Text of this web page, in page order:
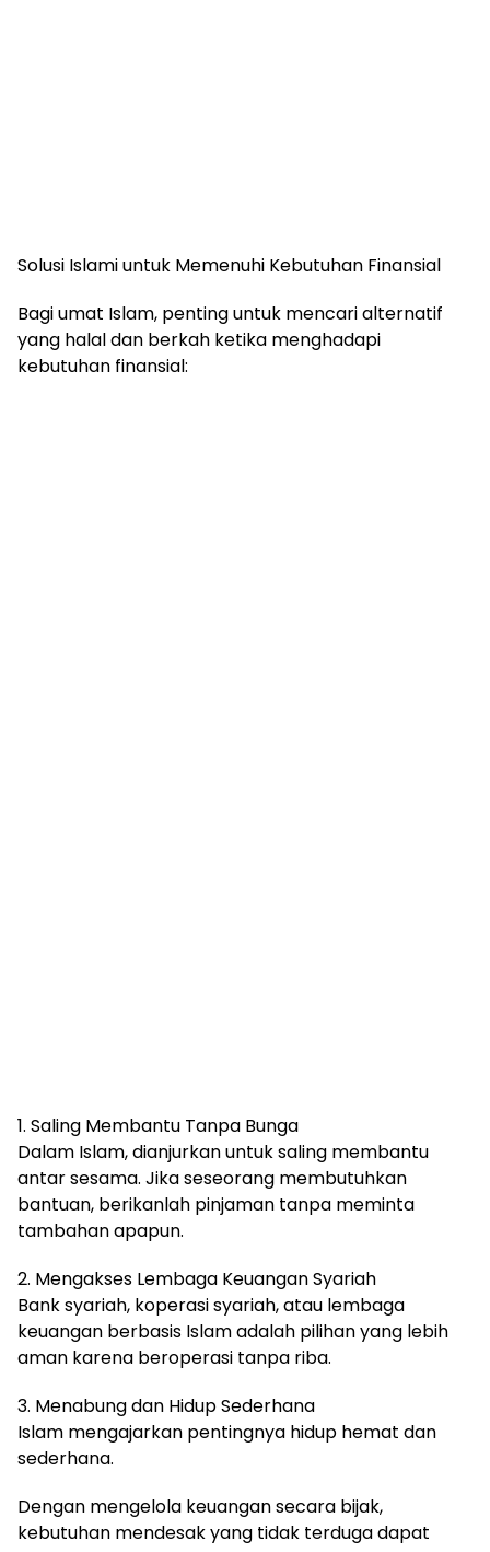
Solusi Islami untuk Memenuhi Kebutuhan Finansial
Bagi umat Islam, penting untuk mencari alternatif
yang halal dan berkah ketika menghadapi
kebutuhan finansial:
1. Saling Membantu Tanpa Bunga
Dalam Islam, dianjurkan untuk saling membantu
antar sesama. Jika seseorang membutuhkan
bantuan, berikanlah pinjaman tanpa meminta
tambahan apapun.
2. Mengakses Lembaga Keuangan Syariah
Bank syariah, koperasi syariah, atau lembaga
keuangan berbasis Islam adalah pilihan yang lebih
aman karena beroperasi tanpa riba.
3. Menabung dan Hidup Sederhana
Islam mengajarkan pentingnya hidup hemat dan
sederhana.
Dengan mengelola keuangan secara bijak,
kebutuhan mendesak yang tidak terduga dapat